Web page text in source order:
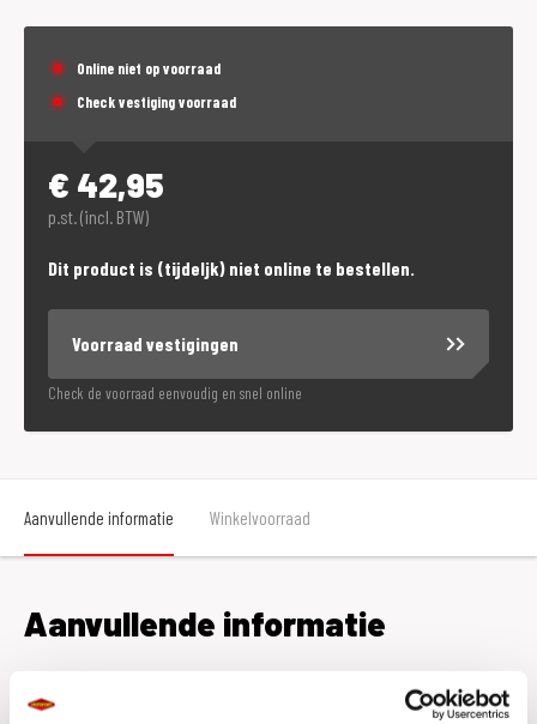
Online niet op voorraad
Check vestiging voorraad
€ 42,95
p.st. (incl. BTW)
Dit product is (tijdeljk) niet online te bestellen.
Voorraad vestigingen
Check de voorraad eenvoudig en snel online
Aanvullende informatie Winkelvoorraad
Aanvullende informatie
Merk